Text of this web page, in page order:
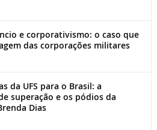
e corporativismo: o caso que
das corporações militares
da UFS para o Brasil: a
superação e os pódios da
Dias